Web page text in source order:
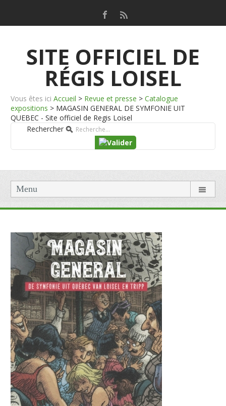
SITE OFFICIEL DE
RÉGIS LOISEL
Vous êtes ici Accueil > Revue et presse > Catalogue
expositions > MAGASIN GENERAL DE SYMFONIE UIT
QUEBEC - Site officiel de Regis Loisel
Rechercher
Menu